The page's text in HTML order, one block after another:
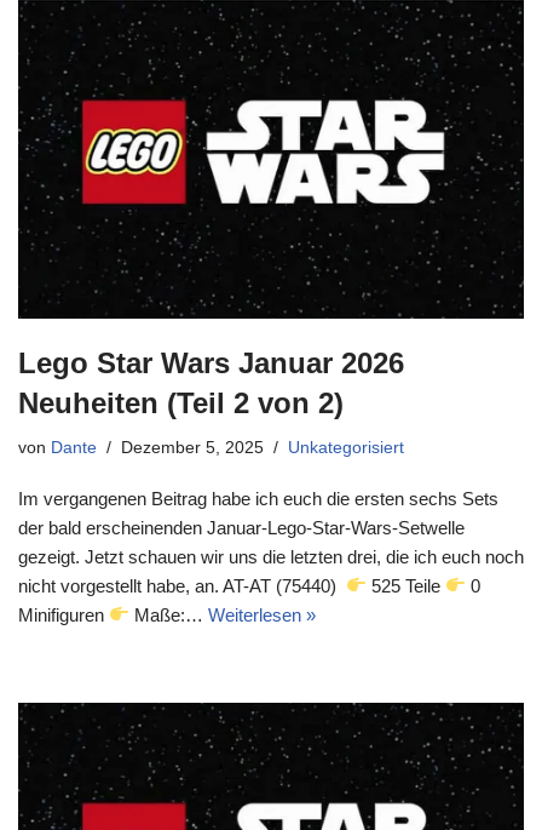
Lego Star Wars Januar 2026
Neuheiten (Teil 2 von 2)
von Dante Dezember 5, 2025 Unkategorisiert
Im vergangenen Beitrag habe ich euch die ersten sechs Sets
der bald erscheinenden Januar-Lego-Star-Wars-Setwelle
gezeigt. Jetzt schauen wir uns die letzten drei, die ich euch noch
nicht vorgestellt habe, an. AT-AT (75440)
525 Teile
0
Minifiguren
Maße:…Weiterlesen »